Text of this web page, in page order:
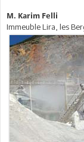
M. Karim Felli
Immeuble Lira, les